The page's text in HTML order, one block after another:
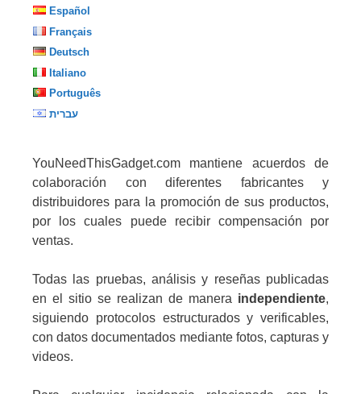
Español
Français
Deutsch
Italiano
Português
עברית
YouNeedThisGadget.com mantiene acuerdos de
colaboración con diferentes fabricantes y
distribuidores para la promoción de sus productos,
por los cuales puede recibir compensación por
ventas.
Todas las pruebas, análisis y reseñas publicadas
en el sitio se realizan de manera independiente,
siguiendo protocolos estructurados y verificables,
con datos documentados mediante fotos, capturas y
videos.